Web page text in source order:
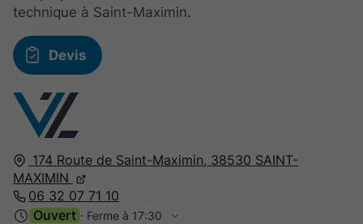
174 Route de Saint-Maximin, 38530 SAINT-
MAXIMIN
06 32 07 71 10
Ouvert ⋅ Ferme à 17:30
technique à Saint-Maximin.
Devis